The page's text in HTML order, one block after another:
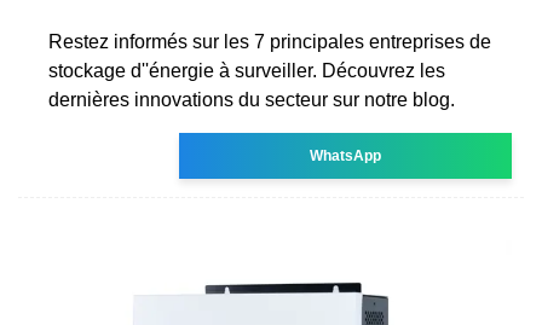
Restez informés sur les 7 principales entreprises de
stockage d''énergie à surveiller. Découvrez les
dernières innovations du secteur sur notre blog.
WhatsApp